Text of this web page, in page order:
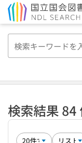
検索結果 84